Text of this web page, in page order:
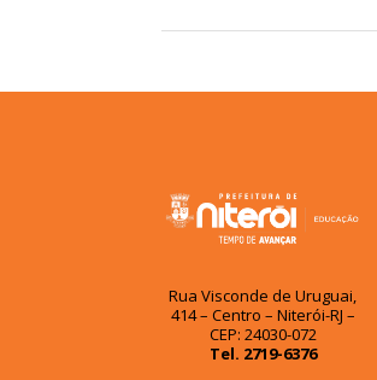
Rua Visconde de Uruguai,
414 – Centro – Niterói-RJ –
CEP: 24030-072
Tel. 2719-6376